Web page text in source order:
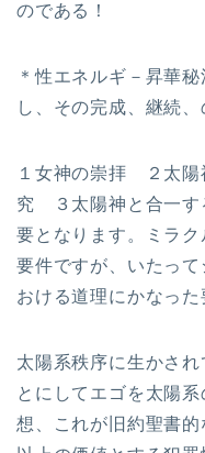
のである！
＊性エネルギ－昇華
し、その完成、継続、
１女神の崇拝 ２太陽
究 ３太陽神と合一
要となります。ミラ
要件ですが、いたっ
おける道理にかなった
太陽系秩序に生かさ
とにしてエゴを太陽
想、これが旧約聖書